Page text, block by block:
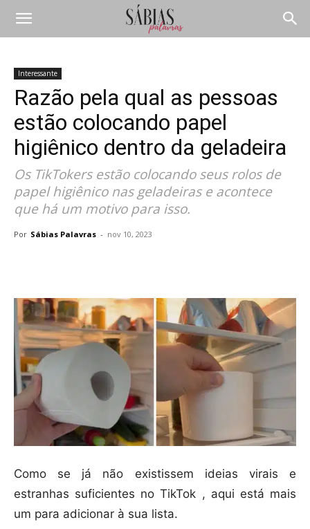
Interessante
Razão pela qual as pessoas
estão colocando papel
higiênico dentro da geladeira
Os TikTokers estão colocando seus rolos de
papel higiênico nas geladeiras e acontece
que há um motivo para isso.
Por Sábias Palavras - nov 10, 2023
Como se já não existissem ideias virais e
estranhas suficientes no TikTok , aqui está mais
um para adicionar à sua lista.